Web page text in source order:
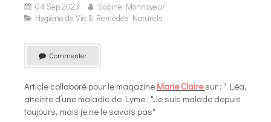
04 Sep 2023
Sabine Monnoyeur
Hygiène de Vie & Remèdes Naturels
Commenter
Article collaboré pour le magazine Marie Clairesur : " Léa,
atteinte d’une maladie de Lyme : "Je suis malade depuis
toujours, mais je ne le savais pas"